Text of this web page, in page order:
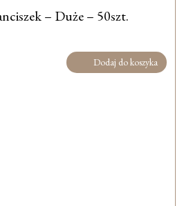
– Duże – 50szt.
Dodaj do koszyka